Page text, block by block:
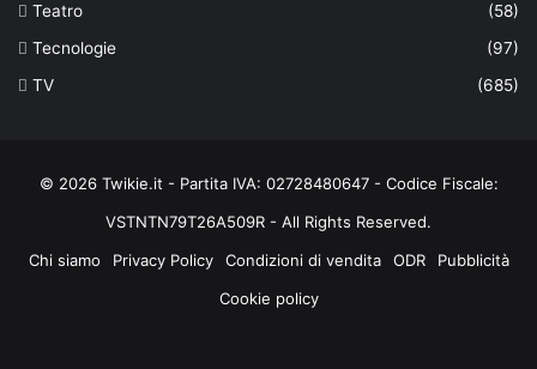
Teatro
(58)
Tecnologie
(97)
TV
(685)
© 2026 Twikie.it - Partita IVA: 02728480647 - Codice Fiscale:
VSTNTN79T26A509R - All Rights Reserved.
Chi siamo
Privacy Policy Condizioni di vendita ODR
Pubblicità
Cookie policy